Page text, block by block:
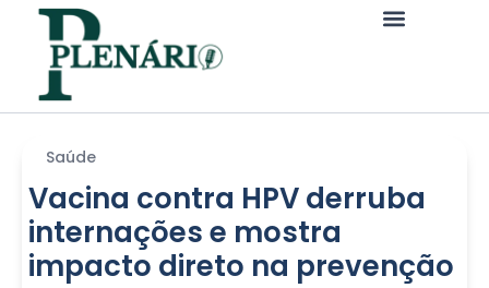
Saúde
Vacina contra HPV derruba
internações e mostra
impacto direto na prevenção